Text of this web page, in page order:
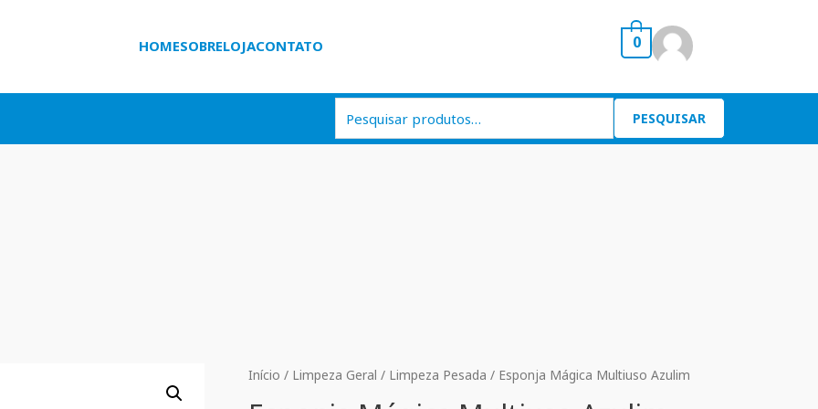
HOMESOBRELOJACONTATO 0
PESQUISAR
Início / Limpeza Geral / Limpeza Pesada / Esponja Mágica Multiuso Azulim